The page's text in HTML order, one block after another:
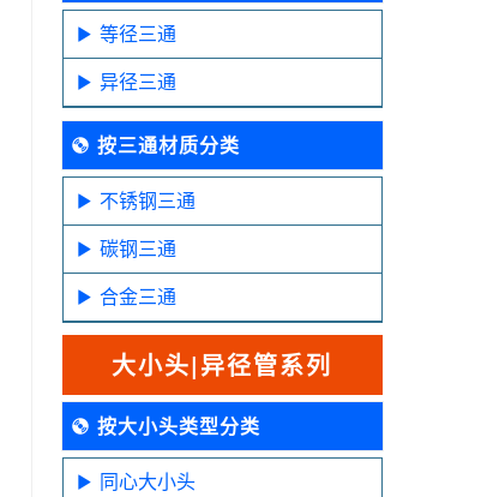
等径三通
异径三通
按三通材质分类
不锈钢三通
碳钢三通
合金三通
大小头|异径管系列
按大小头类型分类
同心大小头